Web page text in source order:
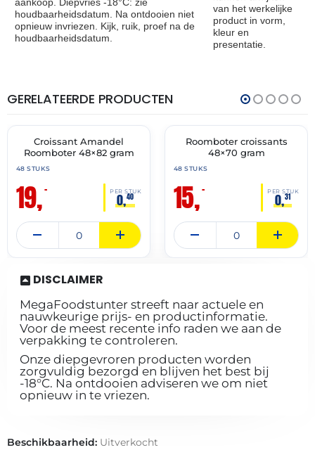
aankoop. Diepvries -18°C: zie
houdbaarheidsdatum. Na ontdooien niet
opnieuw invriezen. Kijk, ruik, proef na de
houdbaarheidsdatum.
van het werkelijke
product in vorm,
kleur en
presentatie.
GERELATEERDE PRODUCTEN
🔥 OP=OP
THT:
30-
Croissant Amandel
Roomboter 48×82 gram
48 STUKS
19,– PER STUK
0,40
🔥 OP=OP
Roomboter croissants
48×70 gram
48 STUKS
15,– PER STUK
0,31
DISCLAIMER
MegaFoodstunter streeft naar actuele en
nauwkeurige prijs- en productinformatie.
Voor de meest recente info raden we aan de
verpakking te controleren.
Onze diepgevroren producten worden
zorgvuldig bezorgd en blijven het best bij
-18°C. Na ontdooien adviseren we om niet
opnieuw in te vriezen.
Beschikbaarheid: Uitverkocht